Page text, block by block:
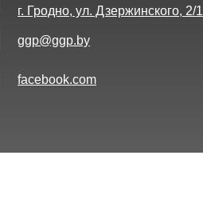
ggp@ggp.by
г. Гродно, ул. Дзержинского, 2/1
facebook.com